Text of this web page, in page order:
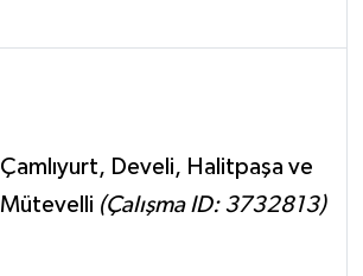
Çamlıyurt, Develi, Halitpaşa ve
Mütevelli (Çalışma ID: 3732813)